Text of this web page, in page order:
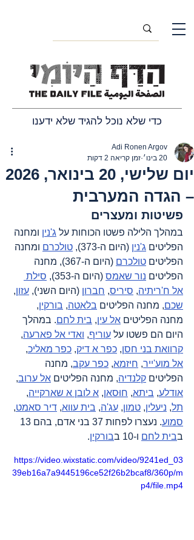
כדי שלא נוכל להגיד שלא ידענו
יום שלישי, 20 בינואר, 2026
– הגדה המערבית
Adi Ronen Argov
20 בינו׳
זמן קריאה 2 דקות
פשיטות ומעצרים
במהלך הלילה פשטו הכוחות על ג'נין ומחנה
הפליטים ג'נין (היום ה-373), טולכרם ומחנה
הפליטים טולכרם
(היום ה-367), מחנה
הפליטים נור שאמס (היום ה-353),
סילת
אל ח'ריתיה, סיריס, חברון (היום השני), עזון,
שכם, מחנה הפליטים בלאטה, בורקין,
מחנה הפליטים אל עין, בית לחם. במהלך
היום הם פשטו על עוריף, ואדי אל פארעה,
קרוואת בני חסן, כפר א דיק, כפר מאליכ,
אל מוע'ייר, חיזמא, כפר עקב, מחנה
הפליטים קלנדיה, מחנה הפליטים אל ערוב,
אודלע, ביתא, חוּסאן, א לובן א שארקייה,
תל, ניעלין, טמון, עג'ה, בית עווא, דיר סאמט,
סמוע
בבית לחם ו-10 ב בורקין.
https://video.wixstatic.com/video/9241ed_03
39eb16a7a9445196ce52f26b2bcaf8/360p/m
p4/file.mp4